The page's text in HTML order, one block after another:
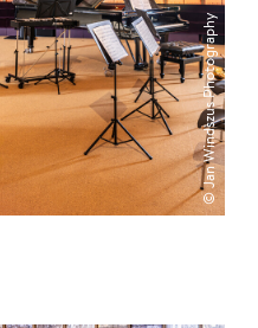
© Jan Windszus Photography